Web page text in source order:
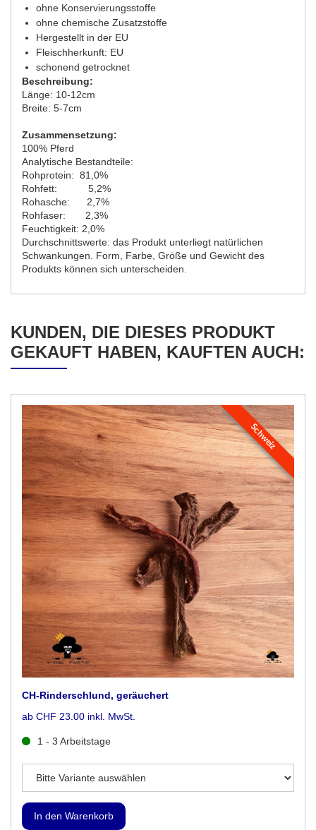
ohne Konservierungsstoffe
ohne chemische Zusatzstoffe
Hergestellt in der EU
Fleischherkunft: EU
schonend getrocknet
Beschreibung:
Länge: 10-12cm
Breite: 5-7cm
Zusammensetzung:
100% Pferd
Analytische Bestandteile:
Rohprotein: 81,0%
Rohfett: 5,2%
Rohasche: 2,7%
Rohfaser: 2,3%
Feuchtigkeit: 2,0%
Durchschnittswerte: das Produkt unterliegt natürlichen
Schwankungen. Form, Farbe, Größe und Gewicht des
Produkts können sich unterscheiden.
KUNDEN, DIE DIESES PRODUKT
GEKAUFT HABEN, KAUFTEN AUCH:
Schweiz
CH-Rinderschlund, geräuchert
ab CHF 23.00 inkl. MwSt.
1 - 3 Arbeitstage